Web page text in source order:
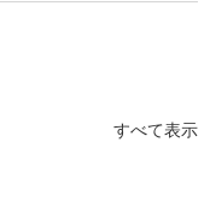
すべて表示